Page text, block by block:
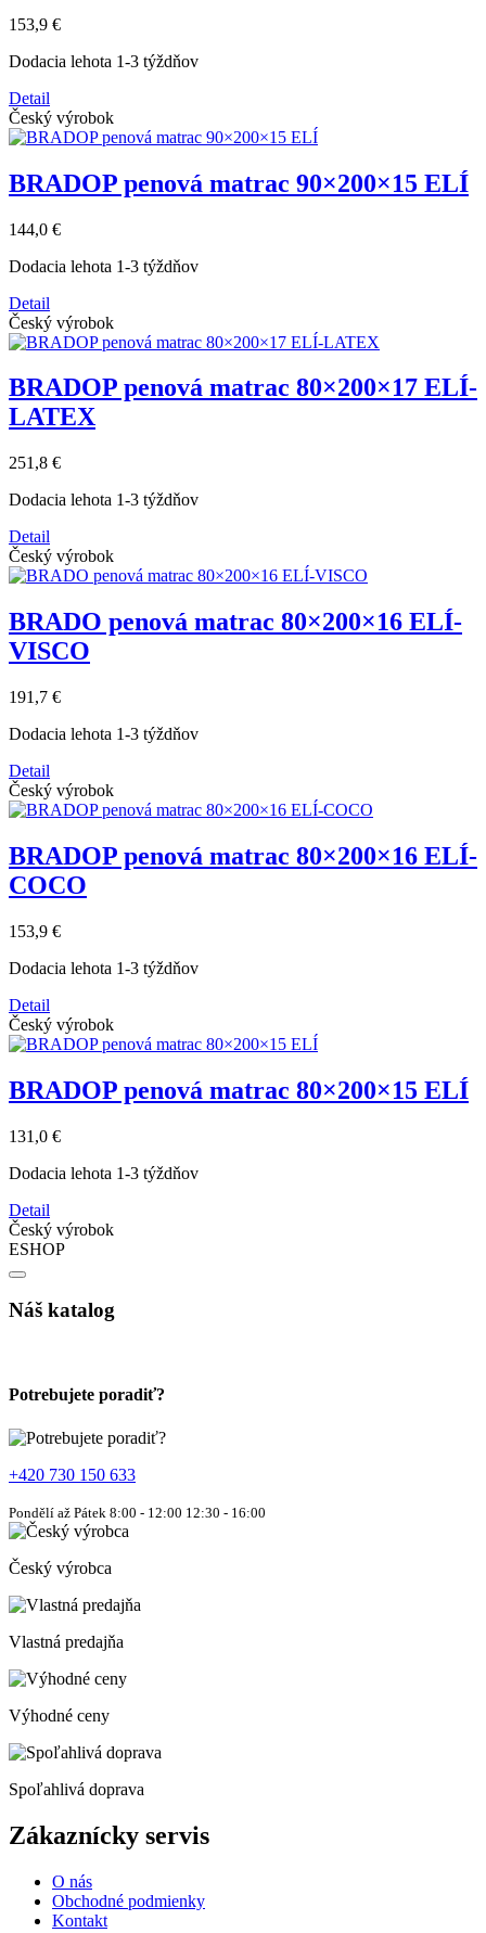
153,9 €
Dodacia lehota 1-3 týždňov
Detail
Český výrobok
BRADOP penová matrac 90×200×15 ELÍ
144,0 €
Dodacia lehota 1-3 týždňov
Detail
Český výrobok
BRADOP penová matrac 80×200×17 ELÍ-
LATEX
251,8 €
Dodacia lehota 1-3 týždňov
Detail
Český výrobok
BRADO penová matrac 80×200×16 ELÍ-
VISCO
191,7 €
Dodacia lehota 1-3 týždňov
Detail
Český výrobok
BRADOP penová matrac 80×200×16 ELÍ-
COCO
153,9 €
Dodacia lehota 1-3 týždňov
Detail
Český výrobok
BRADOP penová matrac 80×200×15 ELÍ
131,0 €
Dodacia lehota 1-3 týždňov
Detail
Český výrobok
ESHOP
Náš katalog
Potrebujete poradiť?
+420 730 150 633
Pondělí až Pátek 8:00 - 12:00 12:30 - 16:00
Český výrobca
Vlastná predajňa
Výhodné ceny
Spoľahlivá doprava
Zákaznícky servis
O nás
Obchodné podmienky
Kontakt